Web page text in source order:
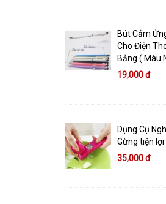
Bút Cảm
Cho Điện
Bảng ( Màu
19,000 đ
Dụng Cụ
Gừng tiện
35,000 đ